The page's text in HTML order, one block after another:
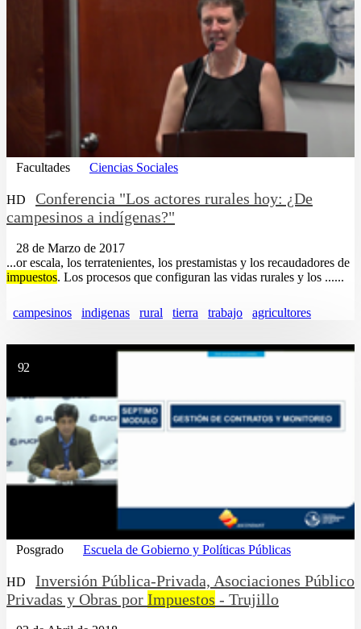
Facultades Ciencias Sociales
HD
Conferencia "Los actores rurales hoy: ¿De
campesinos a indígenas?"
28 de Marzo de 2017
...or escala, los terratenientes, los prestamistas y los recaudadores de
impuestos. Los procesos que configuran las vidas rurales y los ......
campesinos indigenas rural tierra trabajo agricultores
92
Posgrado Escuela de Gobierno y Políticas Públicas
HD
Inversión Pública-Privada, Asociaciones Público
Privadas y Obras por Impuestos - Trujillo